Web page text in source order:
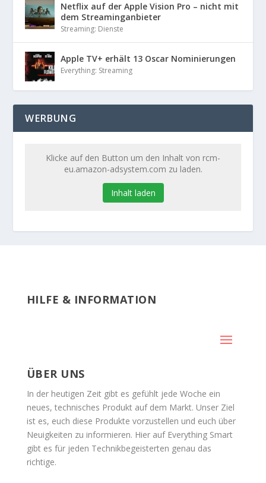
Netflix auf der Apple Vision Pro – nicht mit
dem Streaminganbieter
Streaming: Dienste
Apple TV+ erhält 13 Oscar Nominierungen
Everything: Streaming
WERBUNG
Klicke auf den Button um den Inhalt von rcm-
eu.amazon-adsystem.com zu laden.
Inhalt laden
HILFE & INFORMATION
ÜBER UNS
In der heutigen Zeit gibt es gefühlt jede Woche ein
neues, technisches Produkt auf dem Markt. Unser Ziel
ist es, euch diese Produkte vorzustellen und euch über
Neuigkeiten zu informieren. Hier auf Everything Smart
gibt es für jeden Technikbegeisterten genau das
richtige.